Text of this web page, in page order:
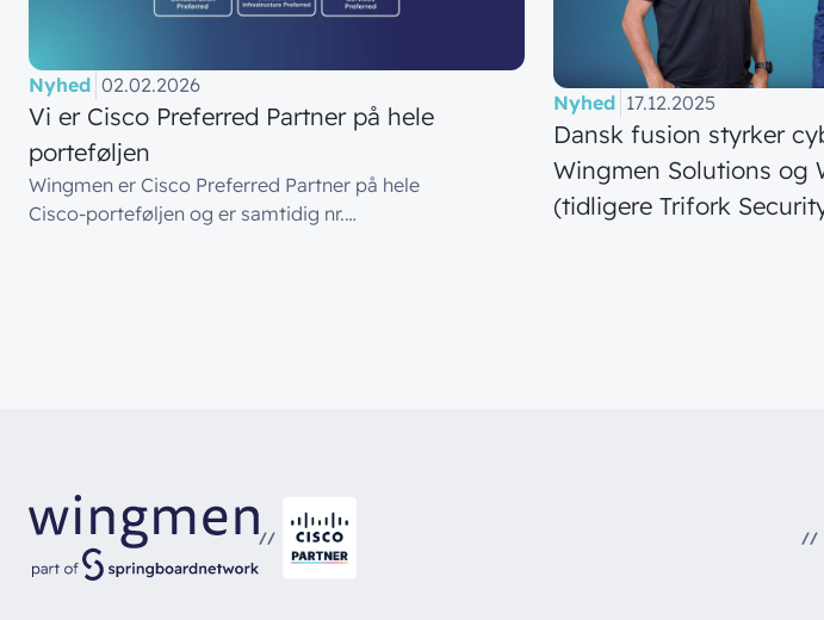
Nyhed 02.02.2026
Vi er Cisco Preferred Partner på hele
porteføljen
Wingmen er Cisco Preferred Partner på hele
Cisco‑porteføljen og er samtidig nr.…
Nyhed 17.12.2025
Dansk fusion styrker
Wingmen Solutions og
(tidligere Trifork
// //